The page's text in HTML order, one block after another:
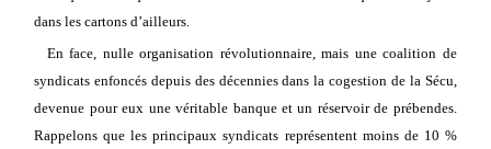
dans les cartons d’ailleurs.
En face, nulle organisation révolutionnaire, mais une coalition de
syndicats enfoncés depuis des décennies dans la cogestion de la Sécu,
devenue pour eux une véritable banque et un réservoir de prébendes.
Rappelons que les principaux syndicats représentent moins de 10 %